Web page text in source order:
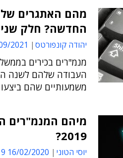
מהם האתגרים
החדשה? חלק שני
יהודה קונפורטס 16:38
מנמ"רים בכירים
העבודה שלהם לשנה
משמעותיים שהם
מיהם המנמ"רים
2019?
יוסי הטוני 16/02/2020 13:19